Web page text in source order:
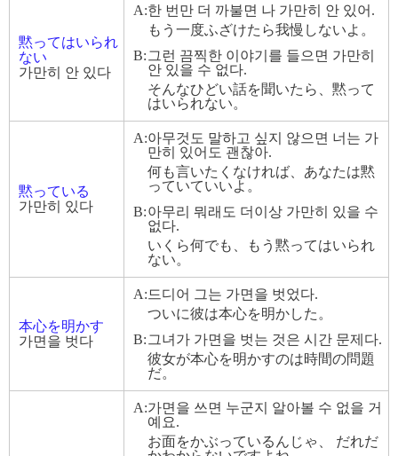
黙ってはいられ
ない
가만히 안 있다
A:한 번만 더 까불면 나 가만히 안 있어.
もう一度ふざけたら我慢しないよ。
B: 그런 끔찍한 이야기를 들으면 가만히
안 있을 수 없다.
そんなひどい話を聞いたら、黙って
はいられない。
黙っている
가만히 있다
A:아무것도 말하고 싶지 않으면 너는 가
만히 있어도 괜찮아.
何も言いたくなければ、あなたは黙
っていていいよ。
B:아무리 뭐래도 더이상 가만히 있을 수
없다.
いくら何でも、もう黙ってはいられ
ない。
本心を明かす
가면을 벗다
A: 드디어 그는 가면을 벗었다.
ついに彼は本心を明かした。
B: 그녀가 가면을 벗는 것은 시간 문제다.
彼女が本心を明かすのは時間の問題
だ。
A:가면을 쓰면 누군지 알아볼 수 없을 거
예요.
お面をかぶっているんじゃ、 だれだ